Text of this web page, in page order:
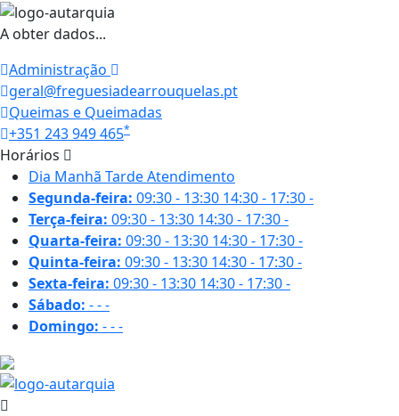
A obter dados...
Administração
geral@freguesiadearrouquelas.pt
Queimas e Queimadas
+351 243 949 465*
Horários
Dia Manhã TardeAtendimento
Segunda-feira: 09:30 - 13:30 14:30 - 17:30-
Terça-feira: 09:30 - 13:30 14:30 - 17:30-
Quarta-feira: 09:30 - 13:30 14:30 - 17:30-
Quinta-feira: 09:30 - 13:30 14:30 - 17:30-
Sexta-feira: 09:30 - 13:30 14:30 - 17:30-
Sábado: ---
Domingo: ---